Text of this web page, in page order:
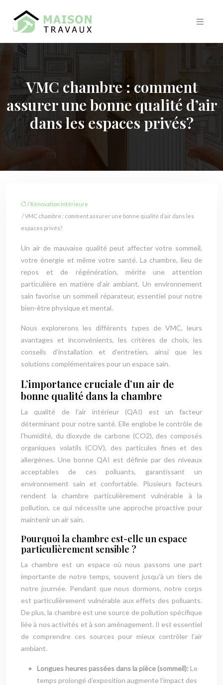
VMC chambre : comment
assurer une bonne qualité d’air
dans les espaces privés?
/ Rénovation intérieure
/ VMC chambre : comment assurer une bonne qualité d’air dans les
espaces privés?
Un air de mauvaise qualité peut affecter votre sommeil,
votre énergie et même votre santé. La chambre, lieu de
repos et de régénération, mérite une attention
particulière en matière d’air ambiant. Un environnement
sain favorise un sommeil réparateur, essentiel pour notre
bien-être physique et mental.
Nous explorerons les différents types de VMC, leurs
avantages et inconvénients, les critères de choix, les
conseils d’installation et d’entretien, ainsi que les
solutions complémentaires pour un espace sain.
L’importance cruciale d’un air de
bonne qualité dans la chambre
La qualité de l’air intérieur (QAI) est un facteur
déterminant pour notre santé. Elle englobe le contrôle de
l’humidité, du dioxyde de carbone (CO2), des composés
organiques volatils (COV), des particules fines et des
allergènes. Une bonne QAI est définie par des niveaux
acceptables de ces polluants, garantissant un
environnement sain et confortable. Plusieurs facteurs
rendent la chambre particulièrement vulnérable à la
pollution, ce qui nécessite une approche proactive pour
maintenir un air sain.
Pourquoi la chambre est-elle un espace
particulièrement sensible ?
La chambre est un espace où nous passons une part
importante de notre temps, souvent jusqu’à un tiers de
notre journée. Pendant que nous dormons, notre corps
est particulièrement vulnérable aux effets des polluants.
De plus, la chambre est une source de pollution spécifique
liée à nos activités et à son aménagement. Il est essentiel
de comprendre ces sources pour mieux contrôler l’air
ambiant.
Longues heures passées dans la pièce (sommeil): Le
temps prolongé d’exposition augmente l’impact des